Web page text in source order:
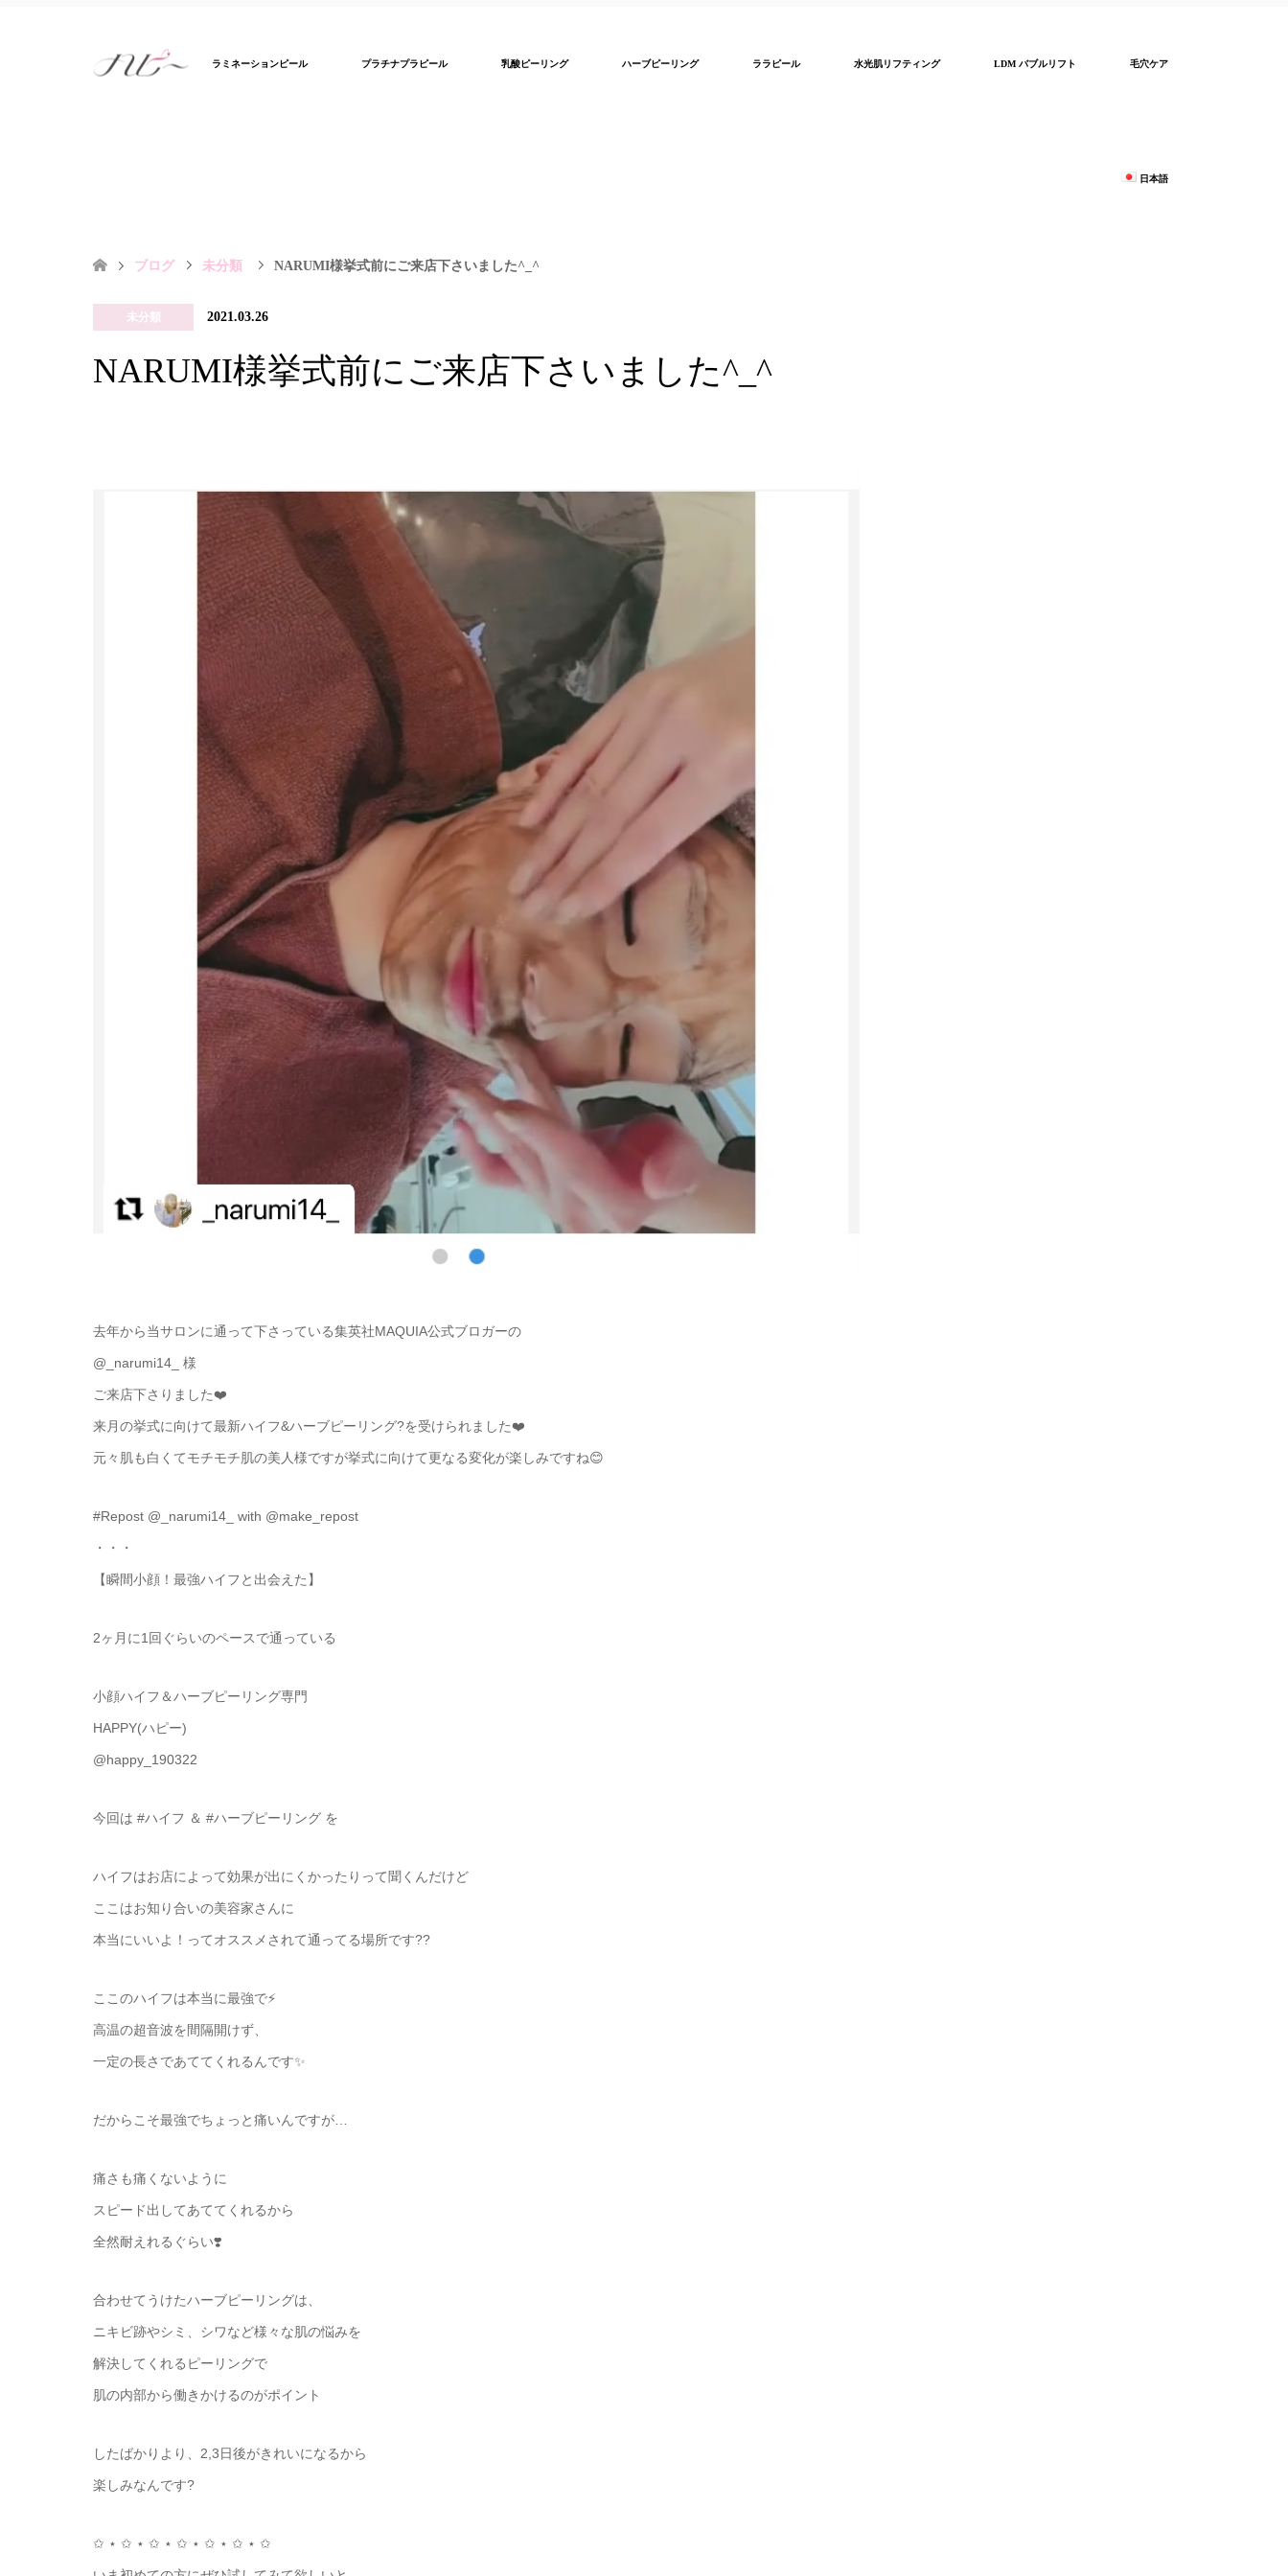
ラミネーションピール プラチナプラピール 乳酸ピーリング ハーブピーリング ララピール 水光肌リフティング LDM バブルリフト 毛穴ケア
日本語
ブログ 未分類 NARUMI様挙式前にご来店下さいました^_^
未分類 2021.03.26
NARUMI様挙式前にご来店下さいました^_^
去年から当サロンに通って下さっている集英社MAQUIA公式ブロガーの
@_narumi14_ 様
ご来店下さりました❤️
来月の挙式に向けて最新ハイフ&ハーブピーリング?を受けられました❤️
元々肌も白くてモチモチ肌の美人様ですが挙式に向けて更なる変化が楽しみですね😊
#Repost @_narumi14_ with @make_repost
・・・
【瞬間小顔！最強ハイフと出会えた】
2ヶ月に1回ぐらいのペースで通っている
小顔ハイフ＆ハーブピーリング専門
HAPPY(ハピー)
@happy_190322
今回は #ハイフ ＆ #ハーブピーリング を
ハイフはお店によって効果が出にくかったりって聞くんだけど
ここはお知り合いの美容家さんに
本当にいいよ！ってオススメされて通ってる場所です??
ここのハイフは本当に最強で⚡️
高温の超音波を間隔開けず、
一定の長さであててくれるんです✨
だからこそ最強でちょっと痛いんですが…
痛さも痛くないように
スピード出してあててくれるから
全然耐えれるぐらい❣️
合わせてうけたハーブピーリングは、
ニキビ跡やシミ、シワなど様々な肌の悩みを
解決してくれるピーリングで
肌の内部から働きかけるのがポイント
したばかりより、2,3日後がきれいになるから
楽しみなんです?
✩ ⋆ ✩ ⋆ ✩ ⋆ ✩ ⋆ ✩ ⋆ ✩ ⋆ ✩